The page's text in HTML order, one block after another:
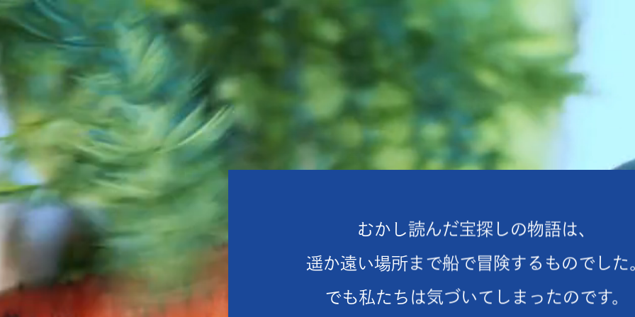
むかし読んだ宝探しの物語は、
遥か遠い場所まで船で冒険するものでした
でも私たちは気づいてしまったのです。